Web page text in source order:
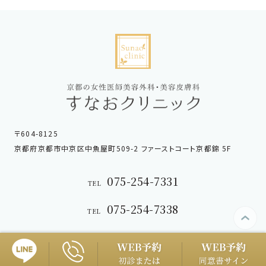
〒604-8125
京都府京都市中京区中魚屋町509-2 ファーストコート京都錦 5F
TEL 075-254-7331
TEL 075-254-7338
Copyright © sunao-clinic.com. All Rights Reserved.